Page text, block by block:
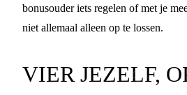
bonusouder iets regelen of met je
niet allemaal alleen op te lossen.
VIER JEZELF,